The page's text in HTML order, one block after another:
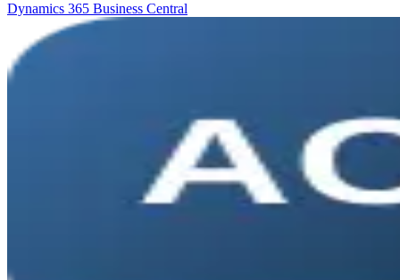
Dynamics 365 Business Central